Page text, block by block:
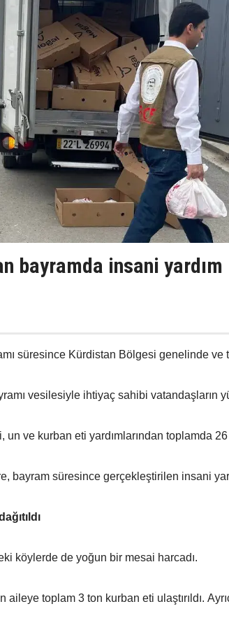
bayramda insani yardım
süresince Kürdistan Bölgesi genelinde
vesilesiyle ihtiyaç sahibi vatandaşların
ve kurban eti yardımlarından toplamda 26
bayram süresince gerçekleştirilen insani
köylerde de yoğun bir mesai harcadı.
toplam 3 ton kurban eti ulaştırıldı.